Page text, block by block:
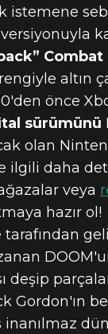
istemene
altın
önce
sürümünü
olan
ilgili daha
veya
hazır ol!
deşip
Gordon'ın